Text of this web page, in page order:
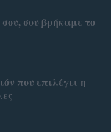
σου βρήκαμε το
που επιλέγει η